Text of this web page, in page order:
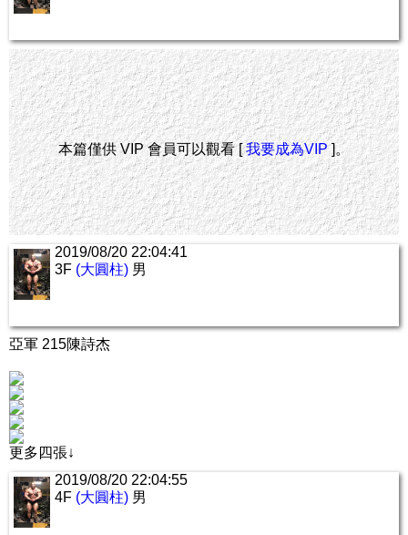
本篇僅供 VIP 會員可以觀看 [我要成為VIP]。
2019/08/20 22:04:41
3F (大圓柱) 男
亞軍 215陳詩杰
更多四張↓
2019/08/20 22:04:55
4F (大圓柱) 男